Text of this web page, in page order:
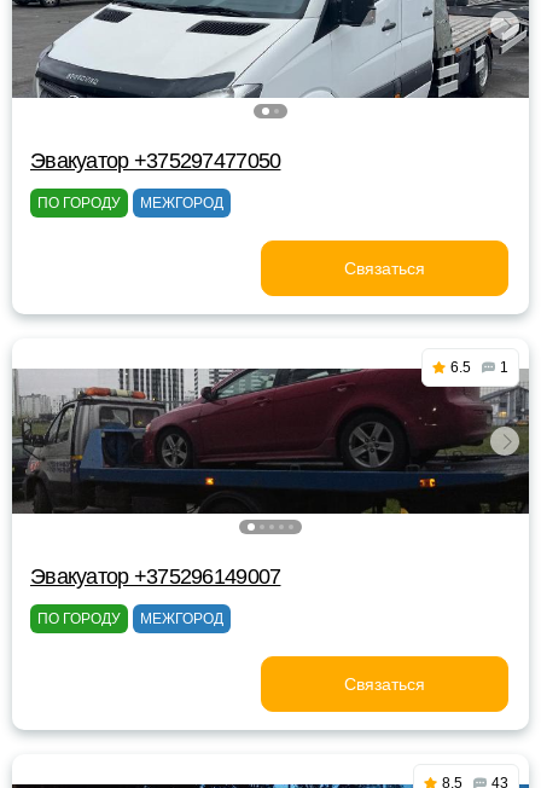
Эвакуатор +375297477050
ПО ГОРОДУ МЕЖГОРОД
Связаться
6.5 1
Эвакуатор +375296149007
ПО ГОРОДУ МЕЖГОРОД
Связаться
8.5 43